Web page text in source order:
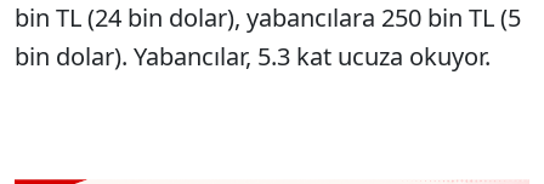
bin TL (24 bin dolar), yabancılara 250 bin TL (5
bin dolar). Yabancılar, 5.3 kat ucuza okuyor.